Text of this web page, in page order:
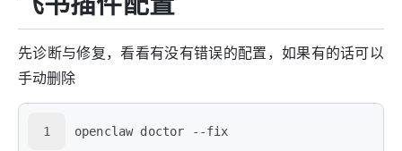
飞书插件配置
先诊断与修复，看看有没有错误的配置，如果有的话可以
手动删除
1 openclaw doctor --fix